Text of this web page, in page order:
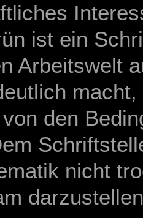
ist ein
Arbeitswelt
den
nicht